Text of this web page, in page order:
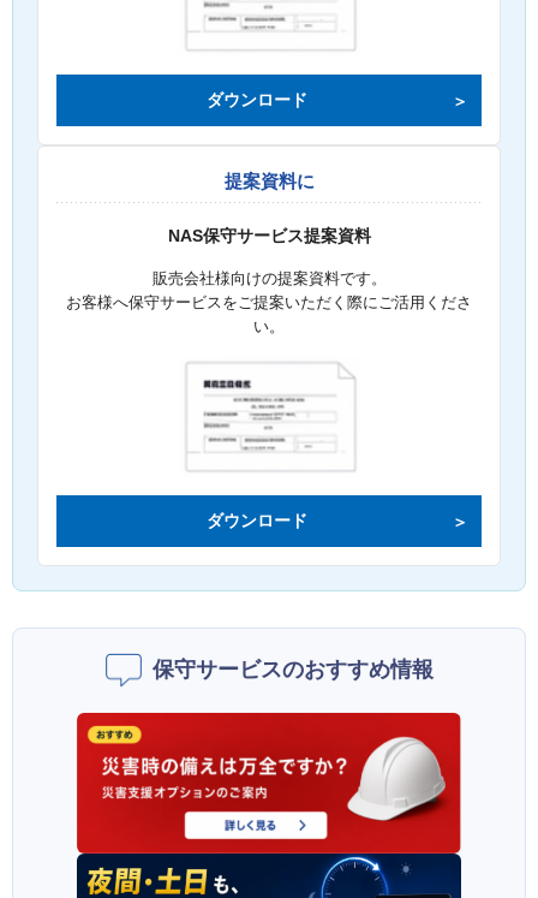
ダウンロード
提案資料に
NAS保守サービス提案資料
販売会社様向けの提案資料です。
お客様へ保守サービスをご提案いただく際にご活用くださ
い。
ダウンロード
保守サービスのおすすめ情報